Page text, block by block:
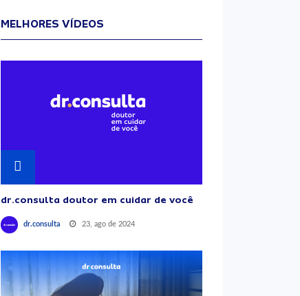
MELHORES VÍDEOS
dr.consulta doutor em cuidar de você
dr.consulta 23, ago de 2024